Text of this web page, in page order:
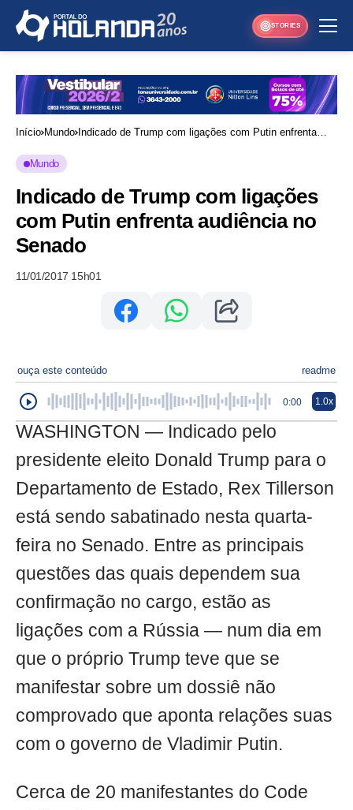
STORIES
Início Mundo Indicado de Trump com ligações com Putin enfrenta
Mundo
Indicado de Trump com ligações
com Putin enfrenta audiência no
Senado
11/01/2017 15h01
ouça este conteúdo readme
0:00 1.0x
WASHINGTON — Indicado pelo
presidente eleito Donald Trump para o
Departamento de Estado, Rex Tillerson
está sendo sabatinado nesta quarta-
feira no Senado. Entre as principais
questões das quais dependem sua
confirmação no cargo, estão as
ligações com a Rússia — num dia em
que o próprio Trump teve que se
manifestar sobre um dossiê não
comprovado que aponta relações suas
com o governo de Vladimir Putin.
Cerca de 20 manifestantes do Code